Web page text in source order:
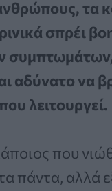
τα
σπρέι
αδύνατο να
λειτουργεί.
που
πάντα, αλλά